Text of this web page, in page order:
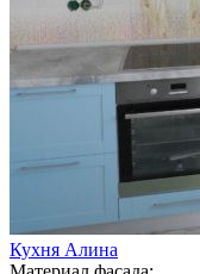
Кухня Алина